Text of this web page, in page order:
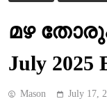
മഴ
July 2025
Mason July 17,